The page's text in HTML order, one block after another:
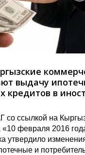
выдачу
кредитов в
со ссылкой на
февраля 2016
утвердило
и